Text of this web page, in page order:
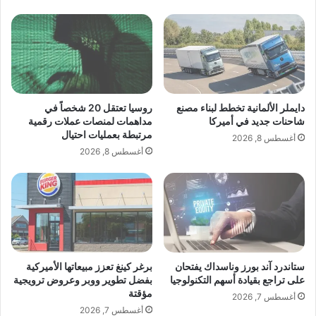
كهذه”.
واستخدمت خلال التدريب ذخائر أخرى للمقارنة
منها كريات الرصاص وأنواع مختلفة من خرطوشة
5.45×39 ملم. كما أُجريت تدريبات عملية على
وإطلاق النار على أهداف سريعة الحركة.
المصدر: RT
اقرأ أيضًا: ستاندرد آند بورز وناسداك يفتحان
ن
ي
ك
و
ن
O
n
e
u
ل
قً
ا
ل
ش
ب
ا
ب
ا
ل
ل
ب
ن
ه
ب
ل
ب
دايملر الألمانية تخطط لبناء مصنع
شاحنات جديد في أميركا
أغسطس 8, 2026
روسيا تعتقل 20 شخصاً في
مداهمات لمنصات عملات رقمية
مرتبطة بعمليات احتيال
أغسطس 8, 2026
ستاندرد آند بورز وناسداك يفتحان
على تراجع بقيادة أسهم التكنولوجيا
أغسطس 7, 2026
برغر كينغ تعزز مبيعاتها الأميركية
بفضل تطوير ووبر وعروض ترويجية
مؤقتة
أغسطس 7, 2026